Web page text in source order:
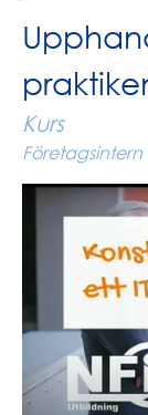
Kurs
Företagsintern